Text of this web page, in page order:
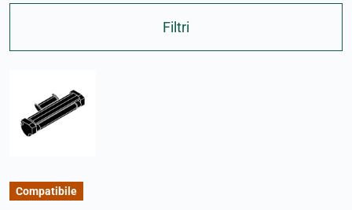
Filtri
Compatibile